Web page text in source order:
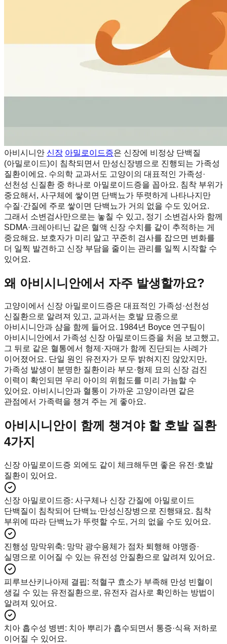
아비시니안 신장 아밀로이드증은 신장에 비정상 단백질
(아밀로이드)이 침착되면서 만성신장병으로 진행되는 가족성
질환이에요. 수의학 교과서도 고양이의 대표적인 가족성·
선천성 신질환 중 하나로 아밀로이드증을 꼽아요. 침착 부위가
중요해서, 사구체에 쌓이면 단백뇨가 뚜렷하게 나타나지만
수질·간질에 주로 쌓이면 단백뇨가 거의 없을 수도 있어요.
그래서 소변검사만으로는 놓칠 수 있고, 정기 소변검사와 함께
SDMA·크레아티닌 같은 혈액 신장 수치를 같이 추적하는 게
중요해요. 보호자가 미리 알고 꾸준히 검사를 잡으면 변화를
더 일찍 발견하고 신장 부담을 줄이는 관리를 일찍 시작할 수
있어요.
왜 아비시니안에서 자주 발생할까요?
고양이에서 신장 아밀로이드증은 대표적인 가족성·선천성
신질환으로 알려져 있고, 교과서는 호발 묘종으로
아비시니안과 샴을 함께 들어요. 1984년 Boyce 연구팀이
아비시니안에서 가족성 신장 아밀로이드증을 처음 보고했고,
그 뒤로 같은 혈통에서 형제·자매가 함께 진단되는 사례가
이어졌어요. 단일 원인 유전자가 모두 밝혀지진 않았지만,
가족성 발생이 분명한 질환이라 부모·형제 묘의 신장 검진
이력이 확인되면 우리 아이의 위험도를 미리 가늠할 수
있어요. 아비시니안과 혈통이 가까운 고양이라면 같은
관점에서 가족력을 챙겨 주는 게 좋아요.
아비시니안이 함께 챙겨야 할 호발 질환
4가지
신장 아밀로이드증 외에도 같이 체크해두면 좋은 유전·호발
질환이 있어요.
신장 아밀로이드증: 사구체나 신장 간질에 아밀로이드
단백질이 침착되어 단백뇨·만성신장병으로 진행돼요. 침착
부위에 따라 단백뇨가 뚜렷할 수도, 거의 없을 수도 있어요.
진행성 망막위축: 망막 광수용체가 점차 퇴행해 야맹증·
실명으로 이어질 수 있는 유전성 안질환으로 알려져 있어요.
피루브산키나아제 결핍: 적혈구 효소가 부족해 만성 빈혈이
생길 수 있는 유전질환으로, 유전자 검사로 확인하는 방법이
알려져 있어요.
치아 흡수성 병변 : 치아 뿌리가 흡수되면서 통증·식욕 저하로
이어질 수 있어요.